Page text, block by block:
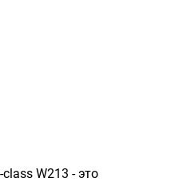
W213 - это